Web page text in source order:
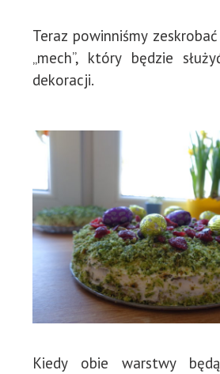
Teraz powinniśmy
„mech”, który będzie
dekoracji.
Kiedy obie warstwy